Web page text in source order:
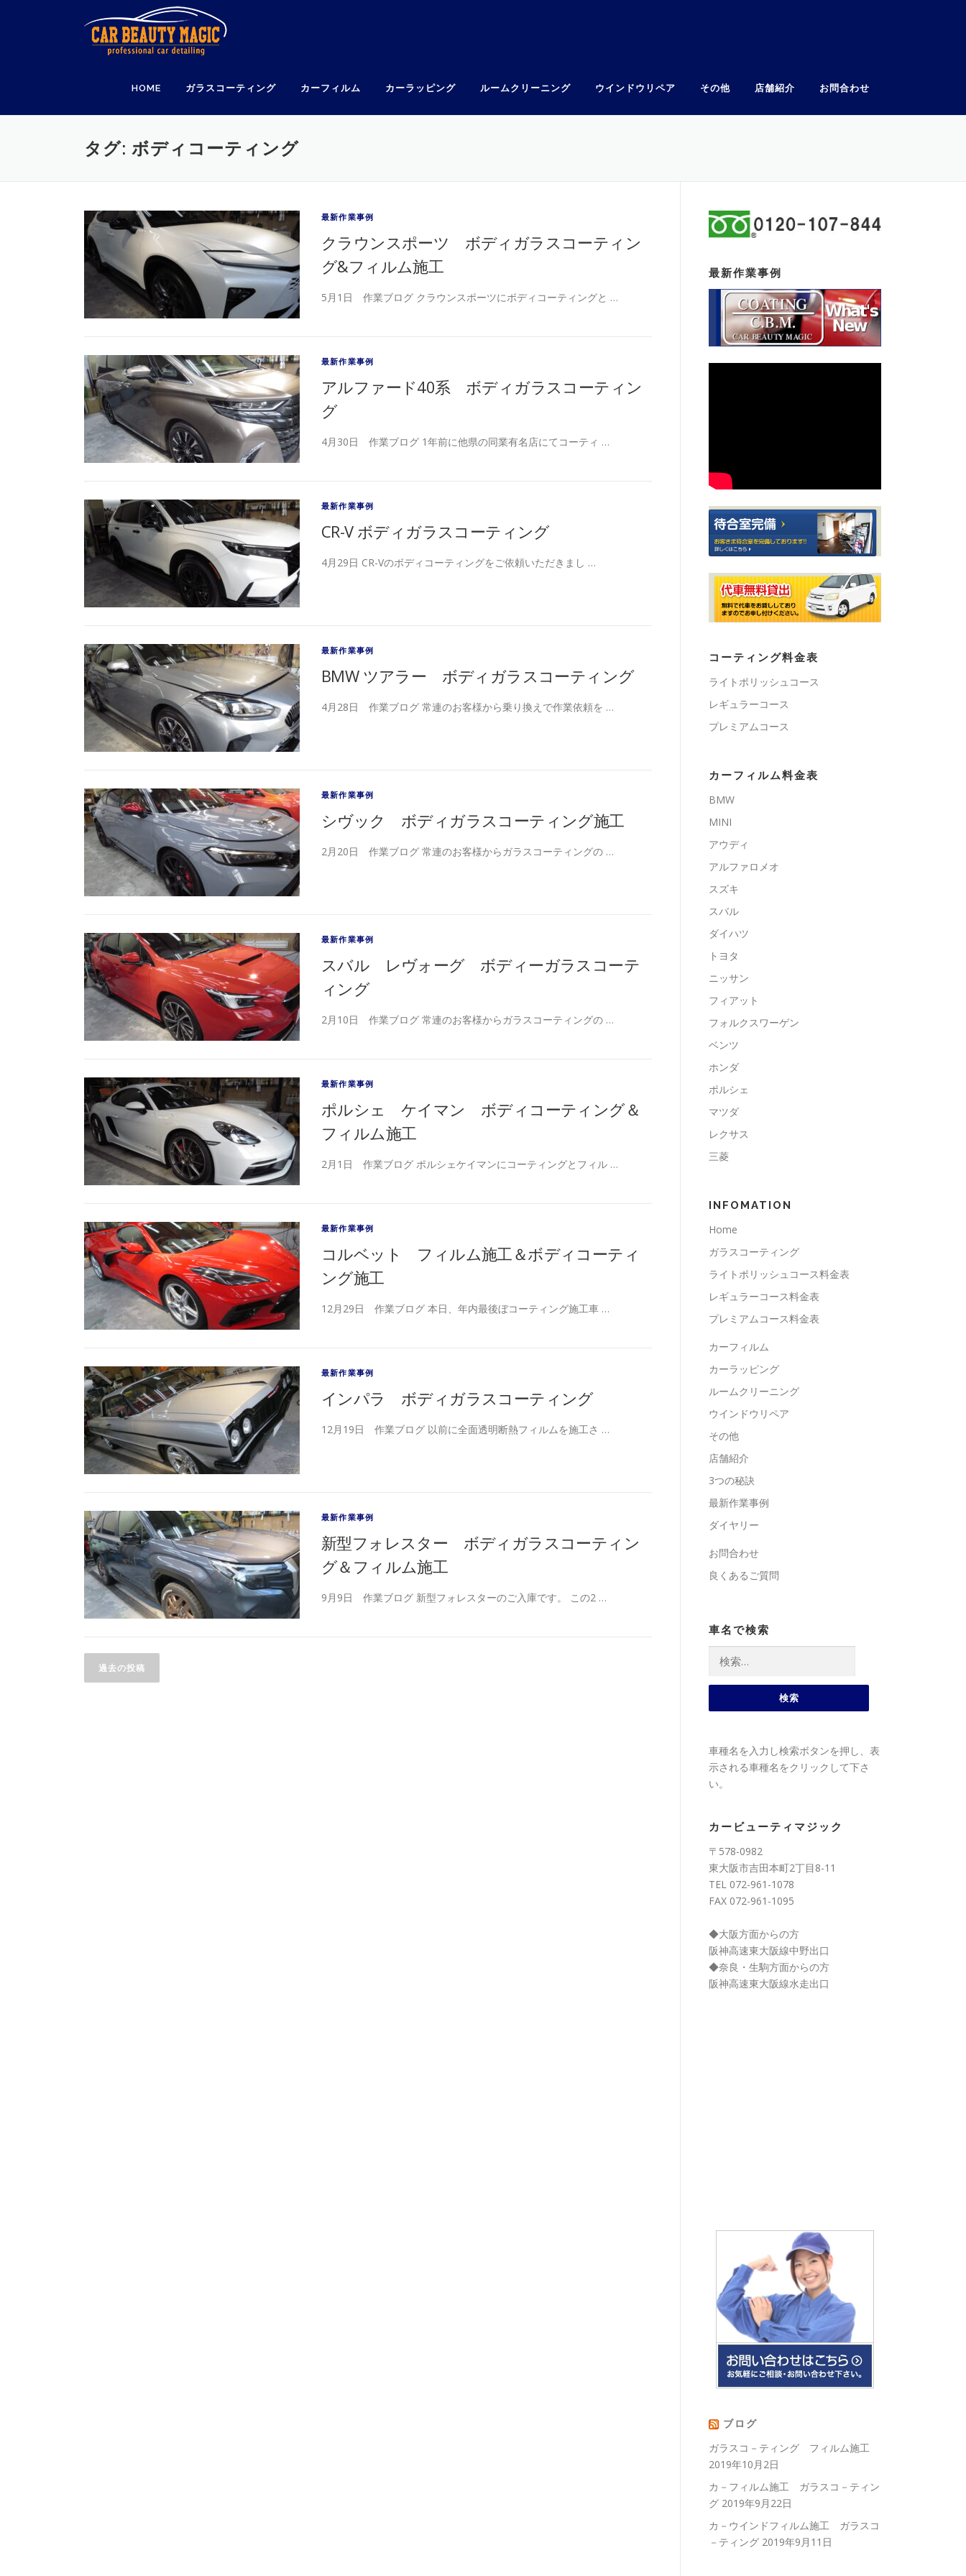
HOME ガラスコーティング カーフィルム カーラッピング ルームクリーニング ウインドウリペア その他 店舗紹介 お問合わせ
タグ: ボディコーティング
最新作業事例
クラウンスポーツ ボディガラスコーティン
グ&フィルム施工
5月1日 作業ブログ クラウンスポーツにボディコーティングと …
最新作業事例
アルファード40系 ボディガラスコーティン
グ
4月30日 作業ブログ 1年前に他県の同業有名店にてコーティ …
最新作業事例
CR-V ボディガラスコーティング
4月29日 CR-Vのボディコーティングをご依頼いただきまし …
最新作業事例
BMW ツアラー ボディガラスコーティング
4月28日 作業ブログ 常連のお客様から乗り換えで作業依頼を …
最新作業事例
シヴック ボディガラスコーティング施工
2月20日 作業ブログ 常連のお客様からガラスコーティングの …
最新作業事例
スバル レヴォーグ ボディーガラスコーテ
ィング
2月10日 作業ブログ 常連のお客様からガラスコーティングの …
最新作業事例
ポルシェ ケイマン ボディコーティング＆
フィルム施工
2月1日 作業ブログ ポルシェケイマンにコーティングとフィル …
最新作業事例
コルベット フィルム施工＆ボディコーティ
ング施工
12月29日 作業ブログ 本日、年内最後ぼコーティング施工車 …
最新作業事例
インパラ ボディガラスコーティング
12月19日 作業ブログ 以前に全面透明断熱フィルムを施工さ …
最新作業事例
新型フォレスター ボディガラスコーティン
グ＆フィルム施工
9月9日 作業ブログ 新型フォレスターのご入庫です。 この2 …
投
稿過去の投稿
最新作業事例
コーティング料金表
ライトポリッシュコース
レギュラーコース
プレミアムコース
カーフィルム料金表
BMW
MINI
アウディ
アルファロメオ
スズキ
スバル
ダイハツ
トヨタ
ニッサン
フィアット
フォルクスワーゲン
ベンツ
ホンダ
ポルシェ
マツダ
レクサス
三菱
INFOMATION
Home
ガラスコーティング
ライトポリッシュコース料金表
レギュラーコース料金表
プレミアムコース料金表
カーフィルム
カーラッピング
ルームクリーニング
ウインドウリペア
その他
店舗紹介
3つの秘訣
最新作業事例
ダイヤリー
お問合わせ
良くあるご質問
車名で検索
車種名を入力し検索ボタンを押し、表
示される車種名をクリックして下さ
い。
カービューティマジック
〒578-0982
東大阪市吉田本町2丁目8-11
TEL 072-961-1078
FAX 072-961-1095
◆大阪方面からの方
阪神高速東大阪線中野出口
◆奈良・生駒方面からの方
阪神高速東大阪線水走出口
ブログ
ガラスコ－ティング フィルム施工
2019年10月2日
カ－フィルム施工 ガラスコ－ティン
グ 2019年9月22日
カ－ウインドフィルム施工 ガラスコ
－ティング 2019年9月11日